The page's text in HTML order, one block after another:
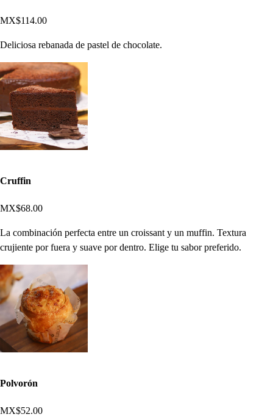
MX$114.00
Deliciosa rebanada de pastel de chocolate.
Cruffin
MX$68.00
La combinación perfecta entre un croissant y un muffin. Textura
crujiente por fuera y suave por dentro. Elige tu sabor preferido.
Polvorón
MX$52.00